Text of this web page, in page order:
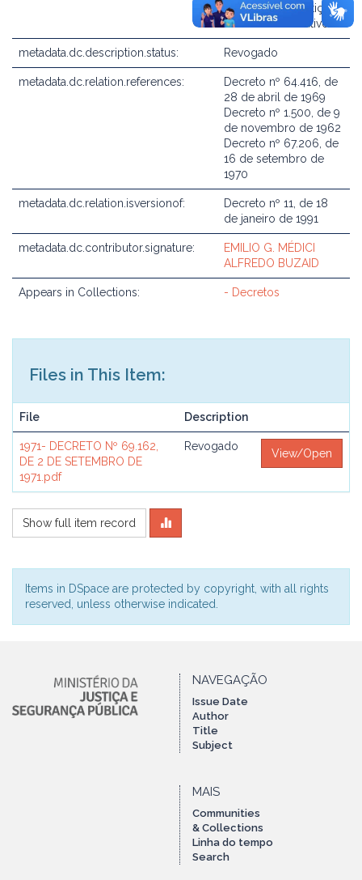
Ministério da Justiça
Altera ato normativo
metadata.dc.description.status: Revogado
metadata.dc.relation.references:
Decreto nº 64.416, de
28 de abril de 1969
Decreto nº 1.500, de 9
de novembro de 1962
Decreto nº 67.206, de
16 de setembro de
1970
metadata.dc.relation.isversionof:
Decreto nº 11, de 18
de janeiro de 1991
metadata.dc.contributor.signature:
EMILIO G. MÉDICI
ALFREDO BUZAID
Appears in Collections: - Decretos
Files in This Item:
File Description
1971- DECRETO Nº 69.162,
DE 2 DE SETEMBRO DE
1971.pdf
Revogado
View/Open
Show full item record
Items in DSpace are protected by copyright, with all rights
reserved, unless otherwise indicated.
NAVEGAÇÃO
Issue Date
Author
Title
Subject
MAIS
Communities
& Collections
Linha do tempo
Search